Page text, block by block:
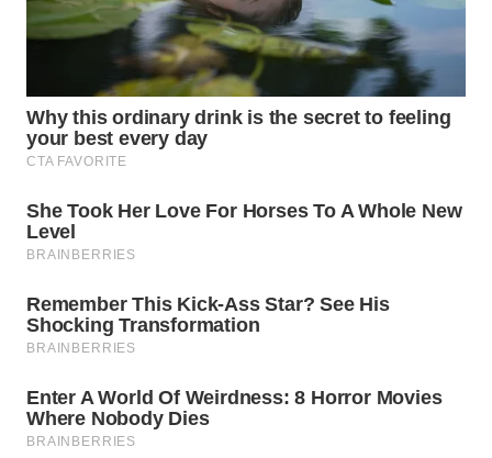
WN
INDRAMAYU
WN
KUNINGAN
MAJALENGKA
SUBANG
WN